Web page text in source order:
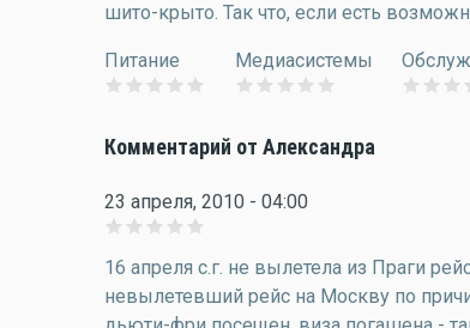
шито-крыто. Так что, если есть
Питание Медиасистемы
Комментарий от Александра
23 апреля, 2010 - 04:00
16 апреля с.г. не вылетела из Праги
невылетевший рейс на Москву по